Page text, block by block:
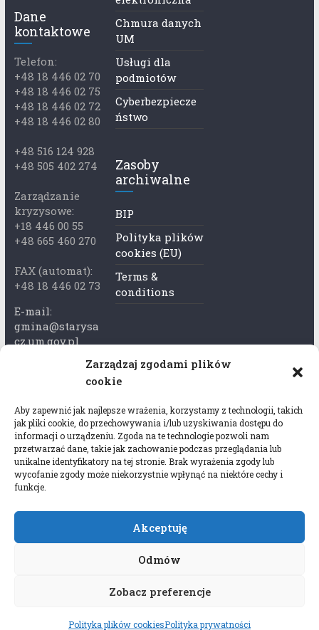
Zarządzaj zgodami plików
cookie
Aby zapewnić jak najlepsze wrażenia, korzystamy z technologii, takich
jak pliki cookie, do przechowywania i/lub uzyskiwania dostępu do
informacji o urządzeniu. Zgoda na te technologie pozwoli nam
przetwarzać dane, takie jak zachowanie podczas przeglądania lub
unikalne identyfikatory na tej stronie. Brak wyrażenia zgody lub
wycofanie zgody może niekorzystnie wpłynąć na niektóre cechy i
funkcje.
Akceptuję
Odmów
Zobacz preferencje
Polityka plików cookiesPolityka prywatności
Dane
kontaktowe
Telefon:
+48 18 446 02 70
+48 18 446 02 75
+48 18 446 02 72
+48 18 446 02 80
+48 516 124 928
+48 505 402 274
Zarządzanie
kryzysowe:
+18 446 00 55
+48 665 460 270
FAX (automat):
+48 18 446 02 73
E-mail:
gmina@starysa
cz.um.gov.pl
Adres skrzynki
rytka
Adres do e-
Doręczeń:
AEL-97528-
78647-USWGJ-
Chmura danych
UM
Usługi dla
podmiotów
Cyberbezpiecze
ństwo
Zasoby
archiwalne
BIP
Polityka plików
cookies (EU)
Terms &
conditions
Copyright © 2026Gmina Stary Sącz